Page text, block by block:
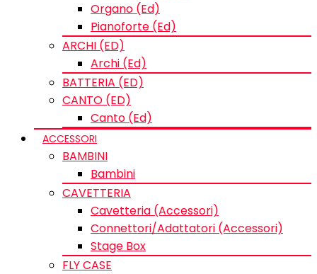
Organo (Ed)
Pianoforte (Ed)
ARCHI (ED)
Archi (Ed)
BATTERIA (ED)
CANTO (ED)
Canto (Ed)
ACCESSORI
BAMBINI
Bambini
CAVETTERIA
Cavetteria (Accessori)
Connettori/Adattatori (Accessori)
Stage Box
FLY CASE